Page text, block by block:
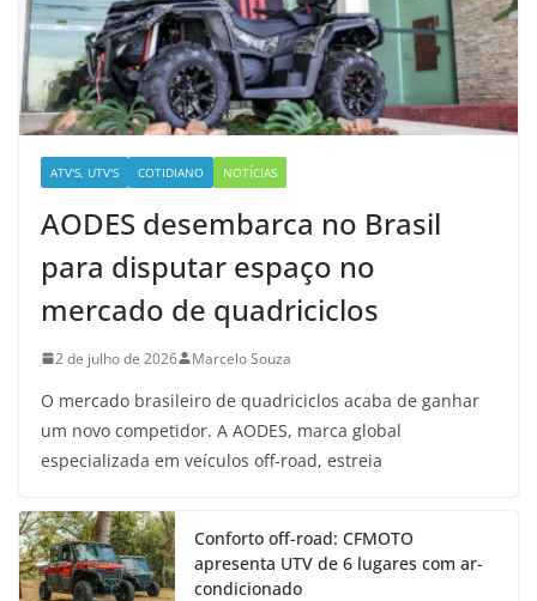
ATV'S, UTV'S COTIDIANO NOTÍCIAS
AODES desembarca no Brasil
para disputar espaço no
mercado de quadriciclos
2 de julho de 2026 Marcelo Souza
O mercado brasileiro de quadriciclos acaba de ganhar
um novo competidor. A AODES, marca global
especializada em veículos off-road, estreia
Conforto off-road: CFMOTO
apresenta UTV de 6 lugares com ar-
condicionado